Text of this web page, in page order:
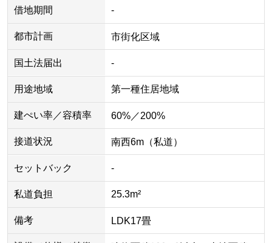
借地期間 -
都市計画 市街化区域
国土法届出 -
用途地域 第一種住居地域
建ぺい率／容積率 60%／200%
接道状況 南西6m（私道）
セットバック -
私道負担 25.3m²
備考 LDK17畳